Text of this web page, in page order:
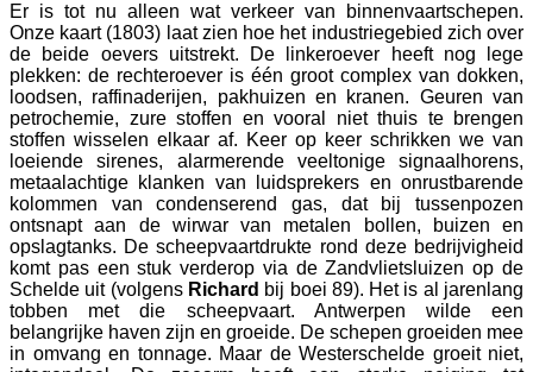
Er is tot nu alleen wat verkeer van binnenvaartschepen.
Onze kaart (1803) laat zien hoe het industriegebied zich over
de beide oevers uitstrekt. De linkeroever heeft nog lege
plekken: de rechteroever is één groot complex van dokken,
loodsen, raffinaderijen, pakhuizen en kranen. Geuren van
petrochemie, zure stoffen en vooral niet thuis te brengen
stoffen wisselen elkaar af. Keer op keer schrikken we van
loeiende sirenes, alarmerende veeltonige signaalhorens,
metaalachtige klanken van luidsprekers en onrustbarende
kolommen van condenserend gas, dat bij tussenpozen
ontsnapt aan de wirwar van metalen bollen, buizen en
opslagtanks. De scheepvaartdrukte rond deze bedrijvigheid
komt pas een stuk verderop via de Zandvlietsluizen op de
Schelde uit (volgens Richard bij boei 89). Het is al jarenlang
tobben met die scheepvaart. Antwerpen wilde een
belangrijke haven zijn en groeide. De schepen groeiden mee
in omvang en tonnage. Maar de Westerschelde groeit niet,